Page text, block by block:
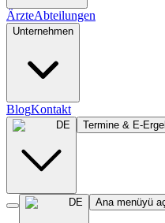
ÄrzteAbteilungen
Unternehmen
BlogKontakt
DE Termine & E-
DE Ana menüyü